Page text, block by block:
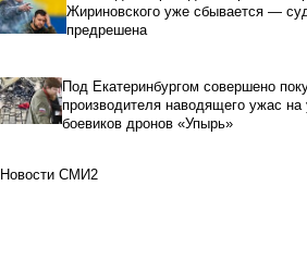
Жириновского уже сбывается —
предрешена
Под Екатеринбургом совершено
производителя наводящего ужас на
боевиков дронов «Упырь»
Новости СМИ2